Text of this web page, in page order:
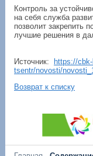
Контроль за
на себя служба
позволит закрепить
лучшие решения в
Источник:
https://
tsentr/novosti/
Возврат к списку